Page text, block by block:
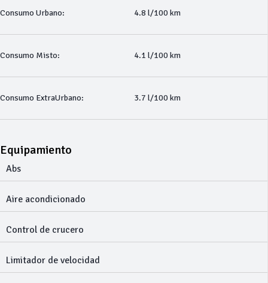
Consumo Urbano: 4.8 l/100 km
Consumo Misto: 4.1 l/100 km
Consumo ExtraUrbano: 3.7 l/100 km
Equipamiento
Abs
Aire acondicionado
Control de crucero
Limitador de velocidad